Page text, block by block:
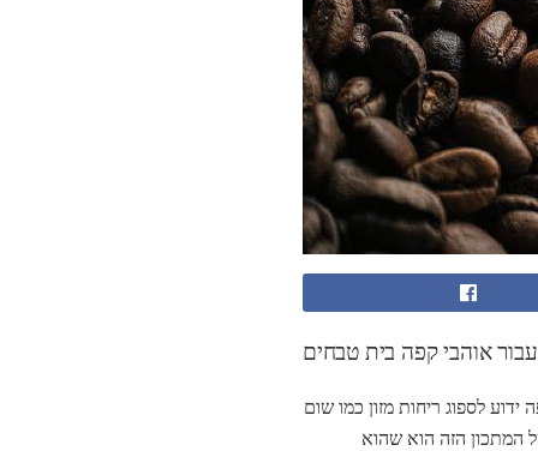
אוהבי קפה בית טבחים
לספוג ריחות מזון כמו שום
המתכון הזה הוא שהוא